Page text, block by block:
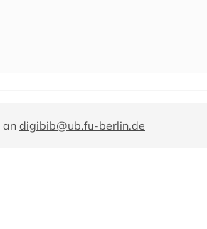
an digibib@ub.fu-berlin.de